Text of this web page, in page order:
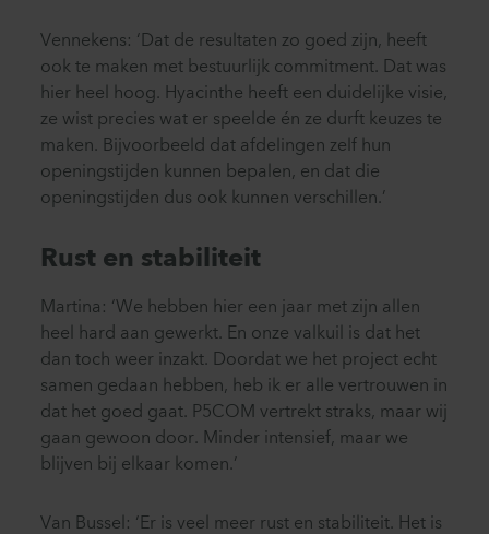
Vennekens: ‘Dat de resultaten zo goed zijn, heeft
ook te maken met bestuurlijk commitment. Dat was
hier heel hoog. Hyacinthe heeft een duidelijke visie,
ze wist precies wat er speelde én ze durft keuzes te
maken. Bijvoorbeeld dat afdelingen zelf hun
openingstijden kunnen bepalen, en dat die
openingstijden dus ook kunnen verschillen.’
Rust en stabiliteit
Martina: ‘We hebben hier een jaar met zijn allen
heel hard aan gewerkt. En onze valkuil is dat het
dan toch weer inzakt. Doordat we het project echt
samen gedaan hebben, heb ik er alle vertrouwen in
dat het goed gaat. P5COM vertrekt straks, maar wij
gaan gewoon door. Minder intensief, maar we
blijven bij elkaar komen.’
Van Bussel: ‘Er is veel meer rust en stabiliteit. Het is